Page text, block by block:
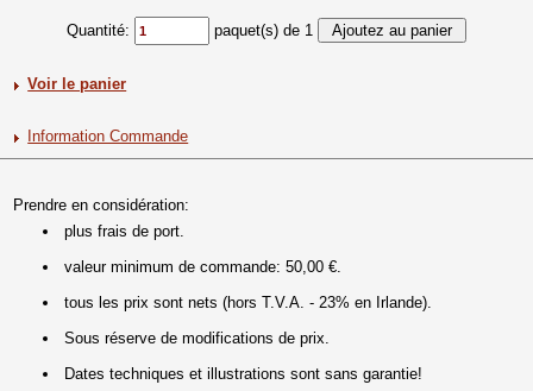
Quantité: paquet(s) de 1
Voir le panier
Information Commande
Prendre en considération:
plus frais de port.
valeur minimum de commande: 50,00 €.
tous les prix sont nets (hors T.V.A. - 23% en Irlande).
Sous réserve de modifications de prix.
Dates techniques et illustrations sont sans garantie!